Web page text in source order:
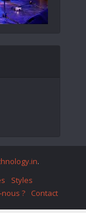
.
Styles
? Contact